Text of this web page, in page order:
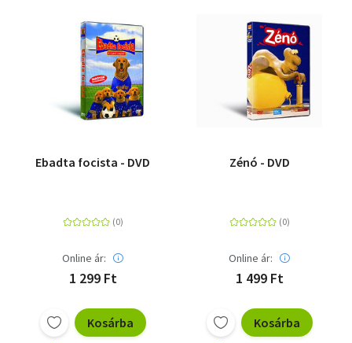
Ebadta focista - DVD
Online ár:
1 299 Ft
Kosárba
Zénó - DVD
Online ár:
1 499 Ft
Kosárba